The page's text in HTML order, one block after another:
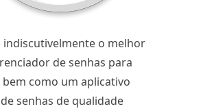
indiscutivelmente o melhor
de senhas para
bem como um aplicativo
senhas de qualidade